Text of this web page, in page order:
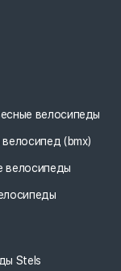
велосипеды
(bmx)
велосипеды
Stels